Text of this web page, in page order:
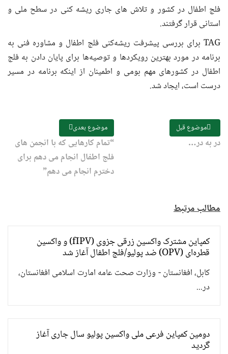
فلج اطفال در کشور و تلاش های جاری ریشه کنی در سطح ملی و
استانی قرار گرفتند.
TAG برای بررسی پیشرفت ریشه‌کنی فلج اطفال و مشاوره فنی به
برنامه در مورد بهترین رویکردها و توصیه‌ها برای پایان دادن به فلج
اطفال در کشورهای مهم بومی و اطمینان از اینکه برنامه در مسیر
درست است، ایجاد شد.
موضوع قبل
در به در…
موضوع بعدی
“تمام کارهایی که با انجمن های
فلج اطفال انجام می دهم برای
دخترم انجام می دهم”
مطالب مرتبط
کمپاین مشترک واکسین زرقی جزوی (fIPV) و واکسین
قطره‌ای (OPV) ضد پولیو/فلج اطفال آغاز شد
کابل، افغانستان - وزارت صحت عامه امارت اسلامی افغانستان،
در...
دومین کمپاین فرعی ملی واکسین پولیو سال جاری آغاز
گردید